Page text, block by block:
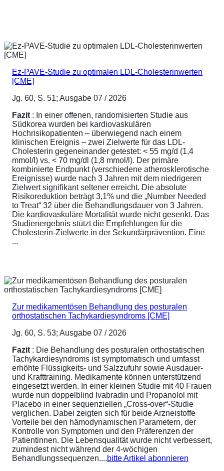
Ez-PAVE-Studie zu optimalen LDL-Cholesterinwerten
[CME]
Jg. 60, S. 51; Ausgabe 07 / 2026
Fazit : In einer offenen, randomisierten Studie aus
Südkorea wurden bei kardiovaskulären
Hochrisikopatienten – überwiegend nach einem
klinischen Ereignis – zwei Zielwerte für das LDL-
Cholesterin gegeneinander getestet: < 55 mg/d (1,4
mmol/l) vs. < 70 mg/dl (1,8 mmol/l). Der primäre
kombinierte Endpunkt (verschiedene atherosklerotische
Ereignisse) wurde nach 3 Jahren mit dem niedrigeren
Zielwert signifikant seltener erreicht. Die absolute
Risikoreduktion beträgt 3,1% und die „Number Needed
to Treat“ 32 über die Behandlungsdauer von 3 Jahren.
Die kardiovaskuläre Mortalität wurde nicht gesenkt. Das
Studienergebnis stützt die Empfehlungen für die
Cholesterin-Zielwerte in der Sekundärprävention. Eine
...
Zur medikamentösen Behandlung des posturalen
orthostatischen Tachykardiesyndroms [CME]
Jg. 60, S. 53; Ausgabe 07 / 2026
Fazit : Die Behandlung des posturalen orthostatischen
Tachykardiesyndroms ist symptomatisch und umfasst
erhöhte Flüssigkeits- und Salzzufuhr sowie Ausdauer-
und Krafttraining. Medikamente können unterstützend
eingesetzt werden. In einer kleinen Studie mit 40 Frauen
wurde nun doppelblind Ivabradin und Propanolol mit
Placebo in einer sequenziellen „Cross-over“-Studie
verglichen. Dabei zeigten sich für beide Arzneistoffe
Vorteile bei den hämodynamischen Parametern, der
Kontrolle von Symptomen und den Präferenzen der
Patientinnen. Die Lebensqualität wurde nicht verbessert,
zumindest nicht während der 4-wöchigen
Behandlungssequenzen....bitte Artikel abonnieren